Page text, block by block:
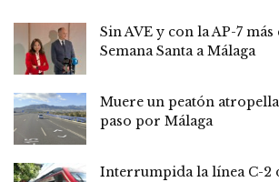
Sin AVE y con la AP-7
Semana Santa a Málaga
Muere un peatón
paso por Málaga
Interrumpida la línea C-2